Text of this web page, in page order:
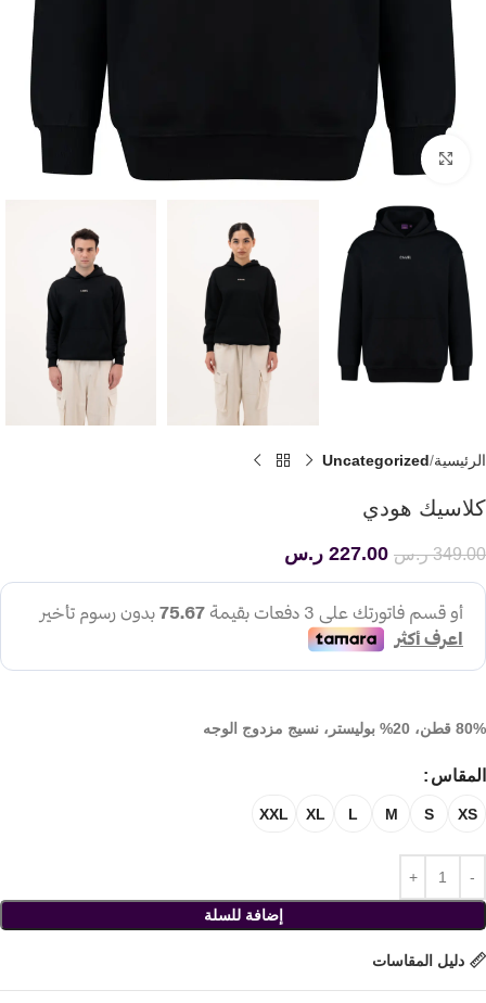
Click to enlarge
الرئيسية Uncategorized
كلاسيك هودي
349.00 ر.س 227.00 ر.س
80% قطن، 20% بوليستر، نسيج مزدوج الوجه
المقاس
XS
S
M
L
XL
XXL
إضافة للسلة
دليل المقاسات